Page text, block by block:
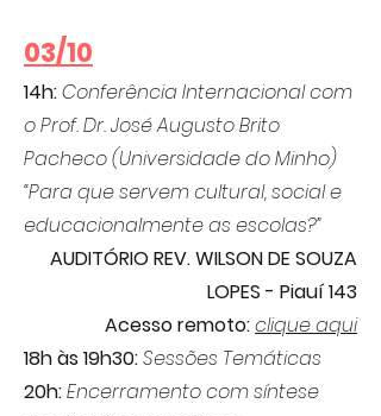
03/10
14h:Conferência Internacional com
o Prof. Dr. José Augusto Brito
Pacheco (Universidade do Minho)
“Para que servem cultural, social e
educacionalmente as escolas?”
AUDITÓRIO REV. WILSON DE SOUZA
LOPES - Piauí 143
Acesso remoto:clique aqui
18h às 19h30:Sessões Temáticas
20h:Encerramento com síntese